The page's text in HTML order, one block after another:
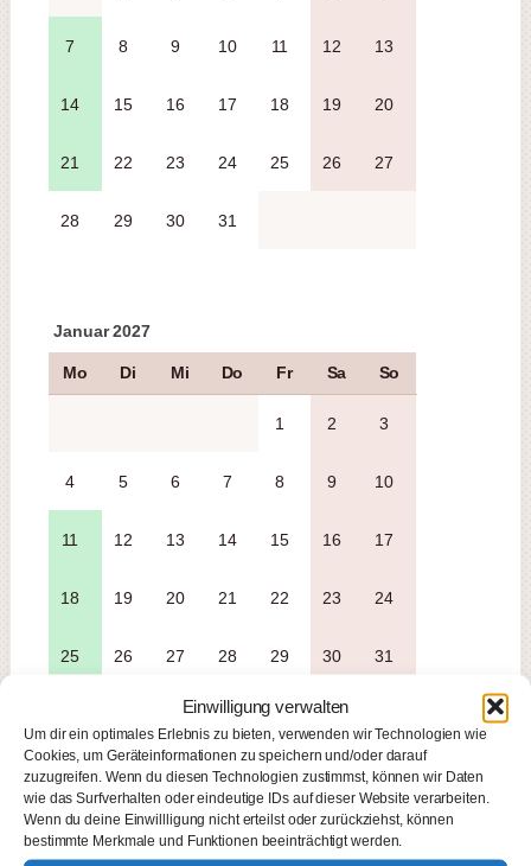
Einwilligung verwalten
Um dir ein optimales Erlebnis zu bieten, verwenden wir Technologien wie
Cookies, um Geräteinformationen zu speichern und/oder darauf
zuzugreifen. Wenn du diesen Technologien zustimmst, können wir Daten
wie das Surfverhalten oder eindeutige IDs auf dieser Website verarbeiten.
Wenn du deine Einwillligung nicht erteilst oder zurückziehst, können
bestimmte Merkmale und Funktionen beeinträchtigt werden.
7 8 9 10 11 12 13
14 15 16 17 18 19 20
21 22 23 24 25 26 27
28 29 30 31
Januar 2027
Mo Di Mi Do Fr Sa So
1 2 3
4 5 6 7 8 9 10
11 12 13 14 15 16 17
18 19 20 21 22 23 24
25 26 27 28 29 30 31
Februar 2027
Mo Di Mi Do Fr Sa So
1 2 3 4 5 6 7